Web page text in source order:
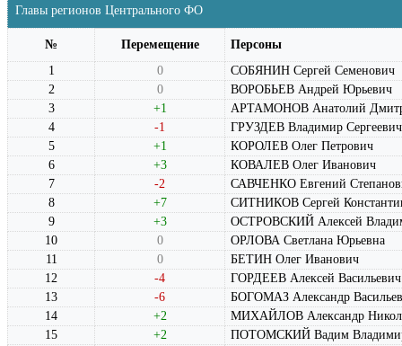
Главы регионов Центрального ФО
№ Перемещение
Персоны
1
0
СОБЯНИН Сергей Семенович
2
0
ВОРОБЬЕВ Андрей Юрьевич
3
+1
АРТАМОНОВ Анатолий
4
-1
ГРУЗДЕВ Владимир Сергеевич
5
+1
КОРОЛЕВ Олег Петрович
6
+3
КОВАЛЕВ Олег Иванович
7
-2
САВЧЕНКО Евгений
8
+7
СИТНИКОВ Сергей
9
+3
ОСТРОВСКИЙ Алексей
10
0
ОРЛОВА Светлана Юрьевна
11
0
БЕТИН Олег Иванович
12
-4
ГОРДЕЕВ Алексей Васильевич
13
-6
БОГОМАЗ Александр
14
+2
МИХАЙЛОВ Александр
15
+2
ПОТОМСКИЙ Вадим